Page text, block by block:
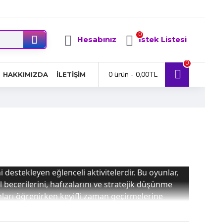
Hesabınız İstek Listesi
0
HAKKIMIZDA İLETIŞIM 0 ürün - 0,00TL
0
destekleyen eğlenceli aktivitelerdir. Bu oyunlar,
hafızalarını ve stratejik düşünme
öğrenirken keyifli zaman geçirmelerine